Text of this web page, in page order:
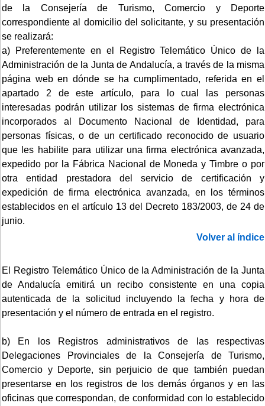
de la Consejería de Turismo, Comercio y Deporte
correspondiente al domicilio del solicitante, y su presentación
se realizará:
a) Preferentemente en el Registro Telemático Único de la
Administración de la Junta de Andalucía, a través de la misma
página web en dónde se ha cumplimentado, referida en el
apartado 2 de este artículo, para lo cual las personas
interesadas podrán utilizar los sistemas de firma electrónica
incorporados al Documento Nacional de Identidad, para
personas físicas, o de un certificado reconocido de usuario
que les habilite para utilizar una firma electrónica avanzada,
expedido por la Fábrica Nacional de Moneda y Timbre o por
otra entidad prestadora del servicio de certificación y
expedición de firma electrónica avanzada, en los términos
establecidos en el artículo 13 del Decreto 183/2003, de 24 de
junio.
Volver al índice
El Registro Telemático Único de la Administración de la Junta
de Andalucía emitirá un recibo consistente en una copia
autenticada de la solicitud incluyendo la fecha y hora de
presentación y el número de entrada en el registro.
b) En los Registros administrativos de las respectivas
Delegaciones Provinciales de la Consejería de Turismo,
Comercio y Deporte, sin perjuicio de que también puedan
presentarse en los registros de los demás órganos y en las
oficinas que correspondan, de conformidad con lo establecido